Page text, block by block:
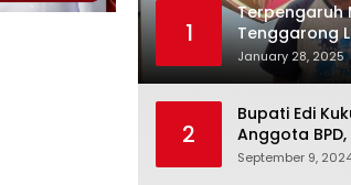
1
Terpengaruh
Tenggarong
Teman Sendiri
January 28, 2025
2
Bupati Edi
Anggota BPD,
Kukar :
September 9,